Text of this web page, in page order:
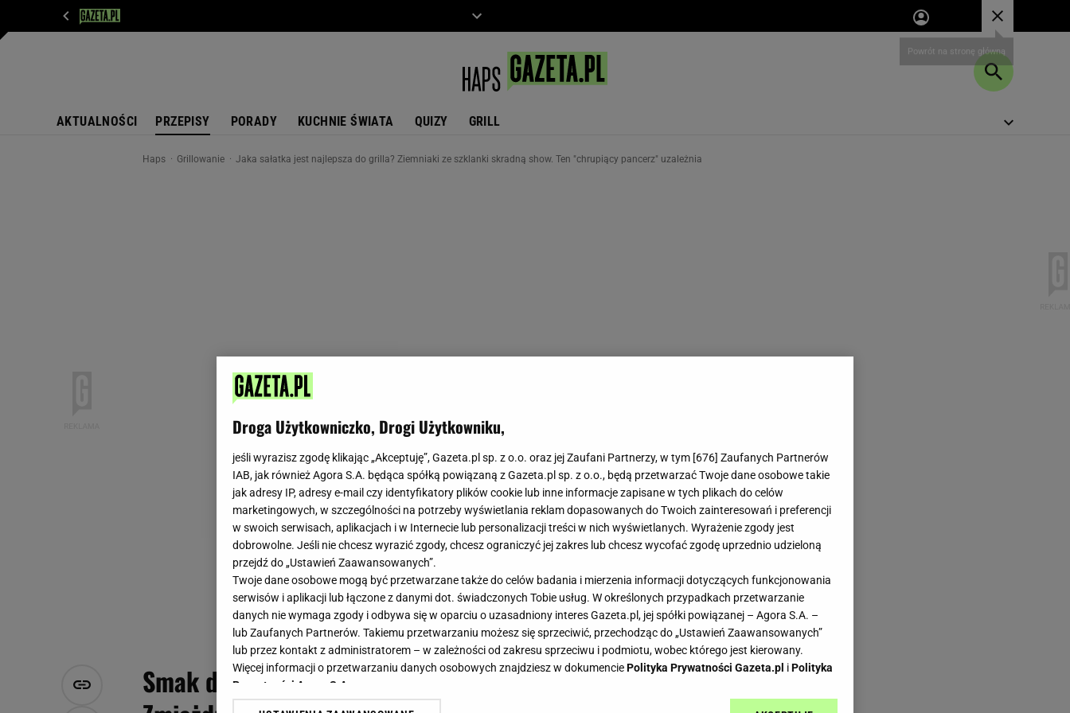
AKTUALNOŚCI PRZEPISY PORADY KUCHNIE ŚWIATA QUIZY GRILL
Haps Grillowanie Jaka sałatka jest najlepsza do grilla? Ziemniaki ze szklanki skradną show. Ten "chrupiący pancerz" uzależnia
Smak dnia. Zapomnij o klasycznej sałatce do grilla.
Droga Użytkowniczko, Drogi Użytkowniku,
jeśli wyrazisz zgodę klikając „Akceptuję”, Gazeta.pl sp. z o.o. oraz jej Zaufani Partnerzy, w tym [676] Zaufanych Partnerów
IAB, jak również Agora S.A. będąca spółką powiązaną z Gazeta.pl sp. z o.o., będą przetwarzać Twoje dane osobowe takie
jak adresy IP, adresy e-mail czy identyfikatory plików cookie lub inne informacje zapisane w tych plikach do celów
marketingowych, w szczególności na potrzeby wyświetlania reklam dopasowanych do Twoich zainteresowań i preferencji
w swoich serwisach, aplikacjach i w Internecie lub personalizacji treści w nich wyświetlanych. Wyrażenie zgody jest
dobrowolne. Jeśli nie chcesz wyrazić zgody, chcesz ograniczyć jej zakres lub chcesz wycofać zgodę uprzednio udzieloną
przejdź do „Ustawień Zaawansowanych”.
Twoje dane osobowe mogą być przetwarzane także do celów badania i mierzenia informacji dotyczących funkcjonowania
serwisów i aplikacji lub łączone z danymi dot. świadczonych Tobie usług. W określonych przypadkach przetwarzanie
danych nie wymaga zgody i odbywa się w oparciu o uzasadniony interes Gazeta.pl, jej spółki powiązanej – Agora S.A. –
lub Zaufanych Partnerów. Takiemu przetwarzaniu możesz się sprzeciwić, przechodząc do „Ustawień Zaawansowanych”
lub przez kontakt z administratorem – w zależności od zakresu sprzeciwu i podmiotu, wobec którego jest kierowany.
Więcej informacji o przetwarzaniu danych osobowych znajdziesz w dokumenciePolityka Prywatności Gazeta.pl iPolityka
Prywatności Agora S.A.